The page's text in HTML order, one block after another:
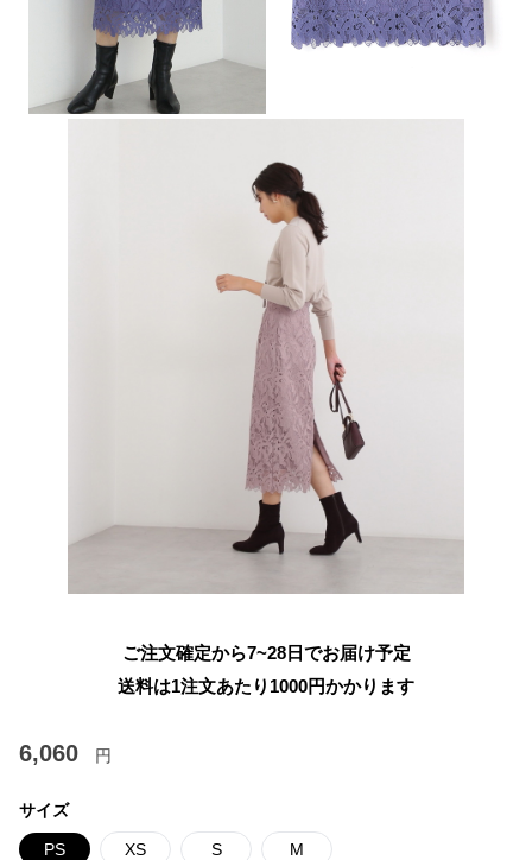
ご注文確定から7~28日でお届け予定
送料は1注文あたり 1000円かかります
6,060 円
サイズ
PS XS S M